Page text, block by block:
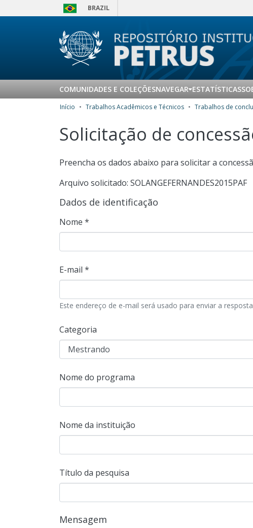
BRAZIL
COMUNIDADES E COLEÇÕESNAVEGAR ESTATÍSTICAS
Início Trabalhos Acadêmicos e Técnicos
Solicitação de
Preencha os dados abaixo para solicitar a
Arquivo solicitado: SOLANGEFERNANDES2015PAF
Dados de identificação
Nome *
E-mail *
Este endereço de e-mail será usado para enviar a
Categoria
Nome do programa
Nome da instituição
Título da pesquisa
Mensagem